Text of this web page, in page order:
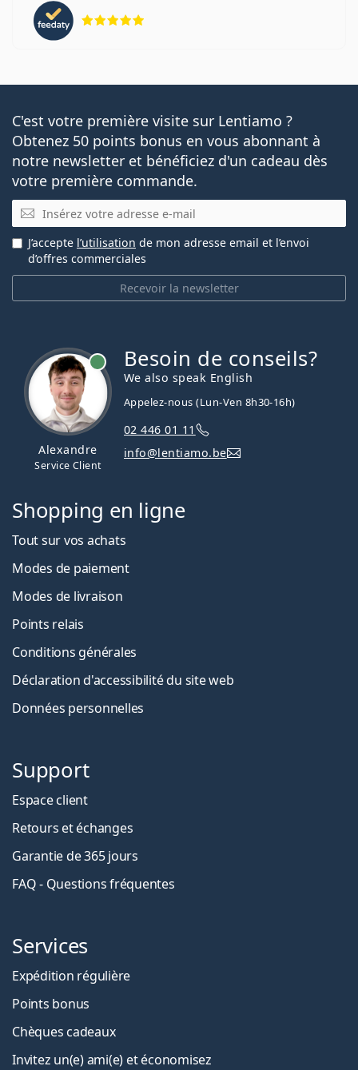
C'est votre première visite sur Lentiamo ?
Obtenez 50 points bonus en vous abonnant à
notre newsletter et bénéficiez d'un cadeau dès
votre première commande.
E-mail
Recevoir la newsletter
J’accepte l’utilisation de mon adresse email et l’envoi
d’offres commerciales
Alexandre
Service Client
Besoin de conseils?
We also speak English
Appelez-nous (Lun-Ven 8h30-16h)
02 446 01 11
info@lentiamo.be
Shopping en ligne
Tout sur vos achats
Modes de paiement
Modes de livraison
Points relais
Conditions générales
Déclaration d'accessibilité du site web
Données personnelles
Support
Espace client
Retours et échanges
Garantie de 365 jours
FAQ - Questions fréquentes
Services
Expédition régulière
Points bonus
Chèques cadeaux
Invitez un(e) ami(e) et économisez